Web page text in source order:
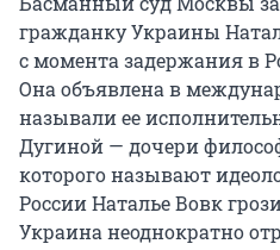
гражданку Украины
с момента задержания в
Она объявлена в
называли ее
Дугиной — дочери
которого называют
России Наталье Вовк
Украина неоднократно